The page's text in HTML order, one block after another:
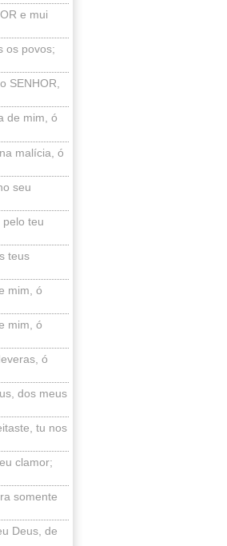
e mui
os povos;
SENHOR,
de mim, ó
malícia, ó
seu
pelo teu
teus
mim, ó
mim, ó
ó
dos meus
tu nos
clamor;
somente
Deus, de